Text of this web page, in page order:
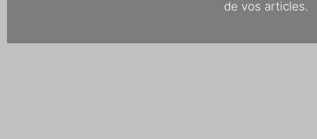
de vos articles.